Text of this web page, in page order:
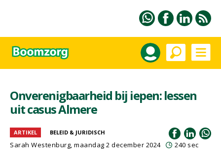
Onverenigbaarheid bij iepen: lessen
uit casus Almere
ARTIKEL BELEID & JURIDISCH
Sarah Westenburg, maandag 2 december 2024 240 sec